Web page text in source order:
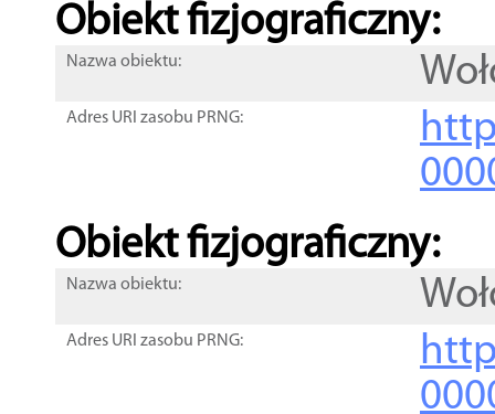
Obiekt fizjograficzny:
Nazwa obiektu:
Adres URI zasobu PRNG:
Obiekt fizjograficzny:
Nazwa obiektu:
Adres URI zasobu PRNG: